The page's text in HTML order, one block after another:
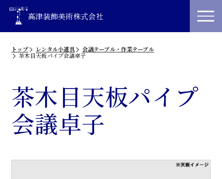
高津装飾美術株式会社
トップ レンタル小道具
会議テーブル・作業テーブル
茶木目天板パイプ会議卓子
茶木目天板パイプ
会議卓子